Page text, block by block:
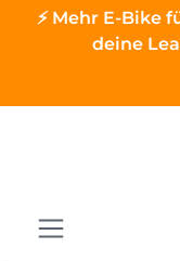
⚡ Mehr E-Bike
deine